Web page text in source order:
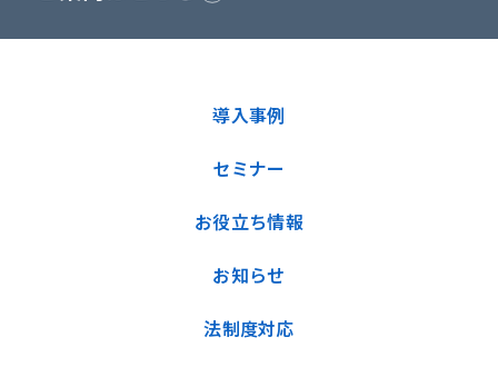
導入事例
セミナー
お役立ち情報
お知らせ
法制度対応